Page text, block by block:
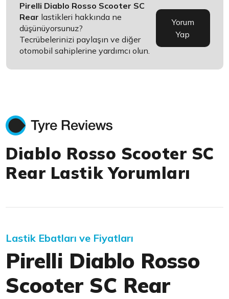
Pirelli Diablo Rosso Scooter SC
Rear lastikleri hakkında ne
düşünüyorsunuz?
Tecrübelerinizi paylaşın ve diğer
otomobil sahiplerine yardımcı olun.
Yorum
Yap
Diablo Rosso Scooter SC
Rear Lastik Yorumları
Lastik Ebatları ve Fiyatları
Pirelli Diablo Rosso
Scooter SC Rear